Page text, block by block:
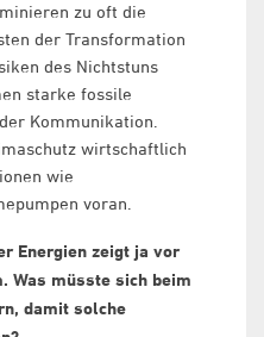
zu oft die
der Transformation
des Nichtstuns
starke fossile
Kommunikation.
wirtschaftlich
wie
voran.
Energien zeigt ja vor
Was müsste sich beim
damit solche